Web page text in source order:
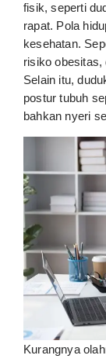
fisik, seperti
rapat. Pola
kesehatan.
risiko obesitas,
Selain itu,
postur tubuh
bahkan nyeri
Kurangnya